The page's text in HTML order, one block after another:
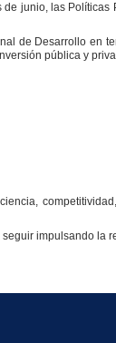
junio, las
de Desarrollo en
pública y
impulsando